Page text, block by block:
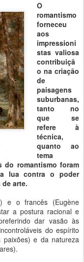
O
romantismo
forneceu
aos
impressioni
stas valiosa
contribuiçã
o na criação
de
paisagens
suburbanas,
tanto no
que se
refere à
técnica,
quanto ao
tema
do romantismo foram
lua contra o poder
arte.
e o francês (Eugène
a postura racional e
dar vasão às
do espírito
e da natureza